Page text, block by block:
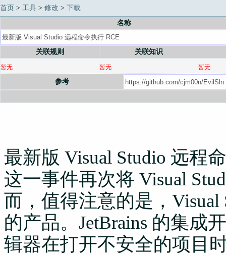
首页 > 工具 > 修改 > 下载
名称
关联规则 关联知识
暂无 暂无 暂无
参考
最新版 Visual Studio 远程
这一事件再次将 Visual
而，值得注意的是，
的产品。JetBrains 的集成
辑器在打开不安全的项目